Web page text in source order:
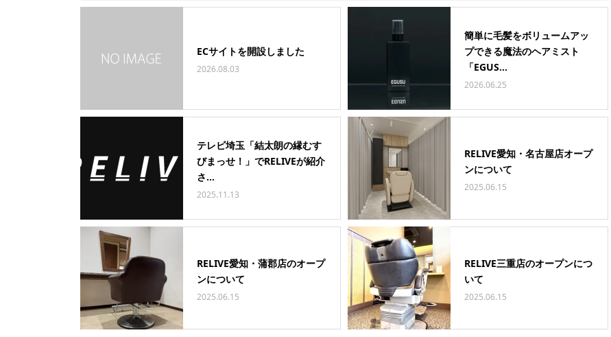
ECサイトを開設しました
2026.08.03
簡単に毛髪をボリュームアッ
プできる魔法のヘアミスト
「EGUS...
2026.06.25
テレビ埼玉「結太朗の縁むす
びまっせ！」でRELIVEが紹介
さ...
2025.11.13
RELIVE愛知・名古屋店オープ
ンについて
2025.06.15
RELIVE愛知・蒲郡店のオープ
ンについて
2025.06.15
RELIVE三重店のオープンにつ
いて
2025.06.15